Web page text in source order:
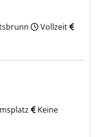
Vollzeit
Keine